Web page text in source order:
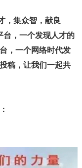
，集众智，献良
台，一个发现人才的
，一个网络时代发
稿，让我们一起共